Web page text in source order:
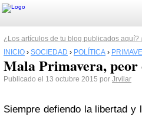
¿Los artículos de tu blog publicados aquí?
INICIO › SOCIEDAD › POLÍTICA ›
Mala Primavera, peor
Publicado el 13 octubre 2015 por Jrvilar
Siempre defiendo la libertad y